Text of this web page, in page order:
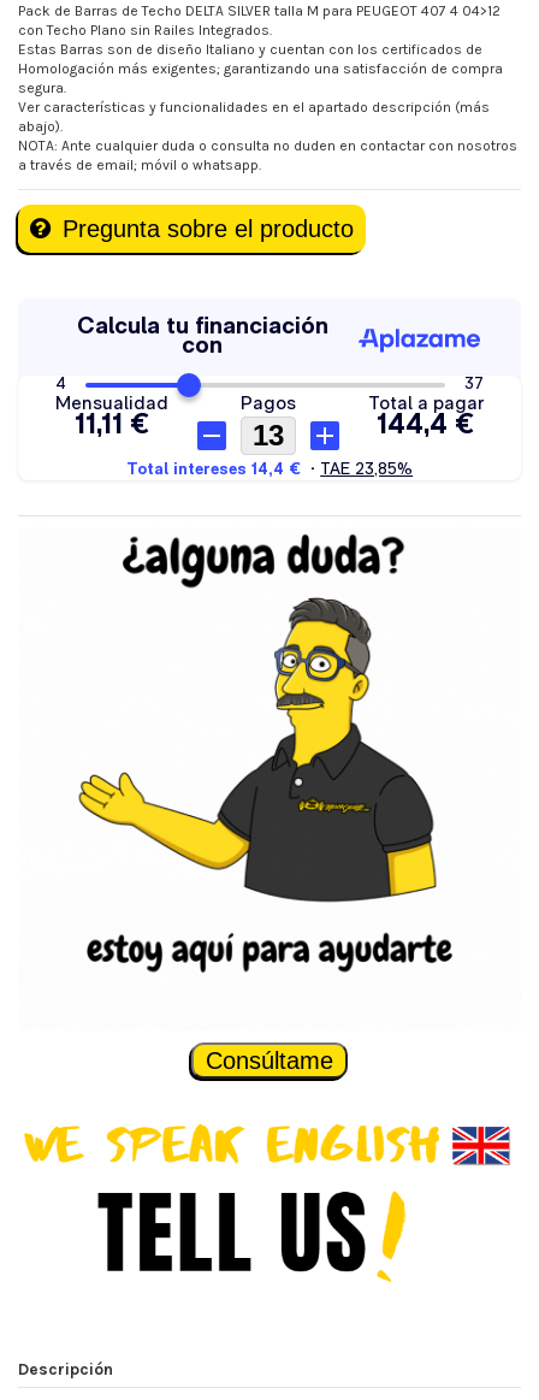
Pack de Barras de Techo DELTA SILVER talla M para PEUGEOT 407 4 04>12
con Techo Plano sin Railes Integrados.
Estas Barras son de diseño Italiano y cuentan con los certificados de
Homologación más exigentes; garantizando una satisfacción de compra
segura.
Ver características y funcionalidades en el apartado descripción (más
abajo).
NOTA: Ante cualquier duda o consulta no duden en contactar con nosotros
a través de email; móvil o whatsapp.
Pregunta sobre el producto
Consúltame
Descripción